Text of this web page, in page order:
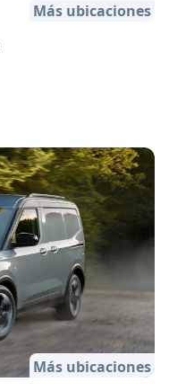
Más ubicaciones
Más ubicaciones